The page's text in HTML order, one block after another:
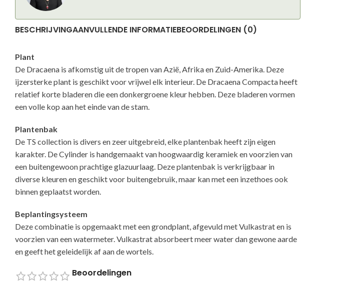
BESCHRIJVINGAANVULLENDE INFORMATIEBEOORDELINGEN (0)
Plant
De Dracaena is afkomstig uit de tropen van Azië, Afrika en Zuid-Amerika. Deze
ijzersterke plant is geschikt voor vrijwel elk interieur. De Dracaena Compacta heeft
relatief korte bladeren die een donkergroene kleur hebben. Deze bladeren vormen
een volle kop aan het einde van de stam.
Plantenbak
De TS collection is divers en zeer uitgebreid, elke plantenbak heeft zijn eigen
karakter. De Cylinder is handgemaakt van hoogwaardig keramiek en voorzien van
een buitengewoon prachtige glazuurlaag. Deze plantenbak is verkrijgbaar in
diverse kleuren en geschikt voor buitengebruik, maar kan met een inzethoes ook
binnen geplaatst worden.
Beplantingsysteem
Deze combinatie is opgemaakt met een grondplant, afgevuld met Vulkastrat en is
voorzien van een watermeter. Vulkastrat absorbeert meer water dan gewone aarde
en geeft het geleidelijk af aan de wortels.
Beoordelingen